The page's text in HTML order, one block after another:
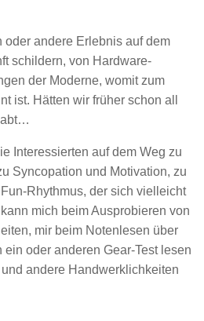
oder andere Erlebnis auf dem
schildern, von Hardware-
der Moderne, womit zum
ist. Hätten wir früher schon all
Interessierten auf dem Weg zu
Syncopation und Motivation, zu
Rhythmus, der sich vielleicht
mich beim Ausprobieren von
mir beim Notenlesen über
oder anderen Gear-Test lesen
andere Handwerklichkeiten